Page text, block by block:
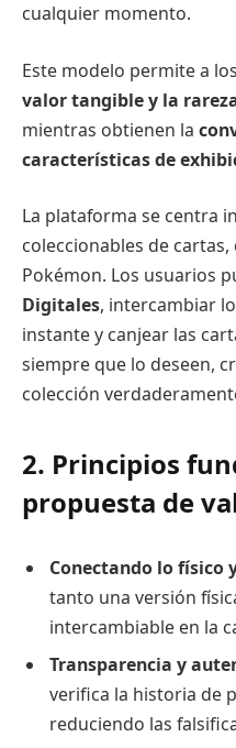
cualquier momento.
Este modelo permite a
valor tangible y la
mientras obtienen la
características de
La plataforma se centra
coleccionables de
Pokémon. Los usuarios
Digitales, intercambiar
instante y canjear las
siempre que lo deseen,
colección
2. Principios
propuesta de
Conectando lo físico
tanto una versión
intercambiable en la
Transparencia y
verifica la historia de
reduciendo las